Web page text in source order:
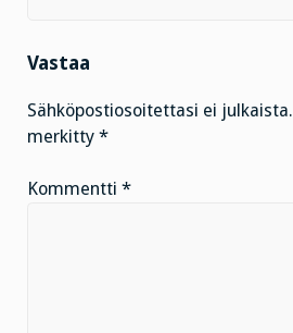
Vastaa
Sähköpostiosoitettasi ei julkaista.
merkitty *
Kommentti *